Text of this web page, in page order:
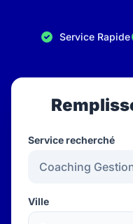
Service Rapide
Service recherché
Ville